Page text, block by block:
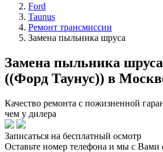
Ford
Taunus
Ремонт трансмиссии
Замена пыльника шруса
Замена пыльника
((Форд Таунус)) в
Качество ремонта с пожизненной
чем у дилера
Записаться на бесплатный осмотр
Оставьте номер телефона и мы с Вами